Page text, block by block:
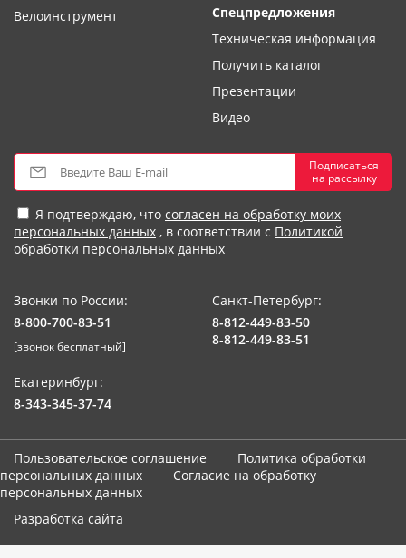
Велоинструмент
Спецпредложения
Техническая информация
Получить каталог
Презентации
Видео
Подписаться
на рассылку
Я подтверждаю, что согласен на обработку моих
персональных данных , в соответствии с Политикой
обработки персональных данных
Звонки по России:
8-800-700-83-51
[звонок бесплатный]
Санкт-Петербург:
8-812-449-83-50
8-812-449-83-51
Екатеринбург:
8-343-345-37-74
Пользовательское соглашение
Политика обработки
персональных данных
Согласие на обработку
персональных данных
Разработка сайта